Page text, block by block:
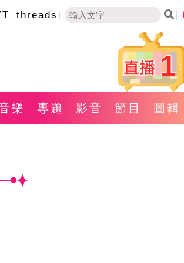
threads
1
樂 專題 影音 節目 圖輯